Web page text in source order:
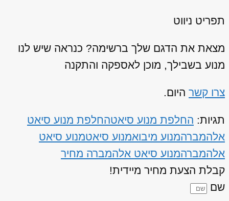
תפריט ניווט
מצאת את הדגם שלך ברשימה? כנראה שיש לנו
מנוע בשבילך, מוכן לאספקה והתקנה
צרו קשר היום.
תגיות: החלפת מנוע סיאטהחלפת מנוע סיאט
אלהמברהמנוע מיבואמנוע סיאטמנוע סיאט
אלהמברהמנוע סיאט אלהמברה מחיר
קבלת הצעת מחיר מיידית!
שם